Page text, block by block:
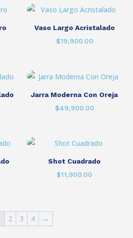
Vaso Largo Acristalado
$19,900.00
Jarra Moderna Con Oreja
$49,900.00
Shot Cuadrado
$11,900.00
2 3 4 →